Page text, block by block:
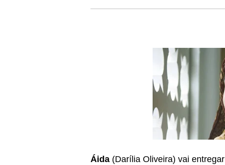
Áida (Darília Oliveira) vai entregar